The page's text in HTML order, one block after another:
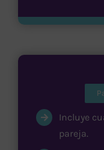
Incluye
pareja.